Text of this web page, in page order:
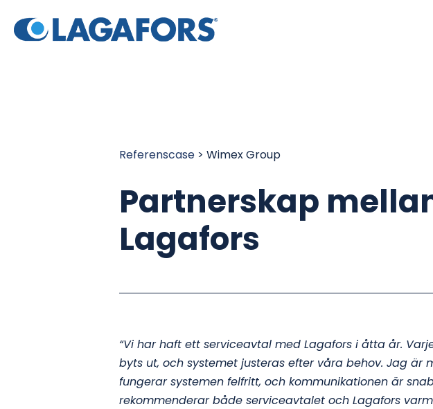
Referenscase > Wimex Group
Partnerskap
Lagafors
“Vi har haft ett serviceavtal med Lagafors i åtta år.
byts ut, och systemet justeras efter våra behov. Jag
fungerar systemen felfritt, och kommunikationen är
rekommenderar både serviceavtalet och Lagafors